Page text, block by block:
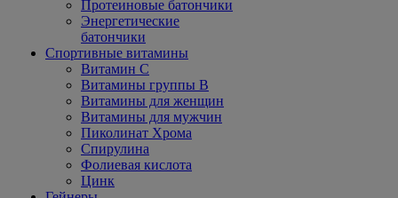
Протеиновые батончики
Энергетические
батончики
Спортивные витамины
Витамин С
Витамины группы В
Витамины для женщин
Витамины для мужчин
Пиколинат Хрома
Спирулина
Фолиевая кислота
Цинк